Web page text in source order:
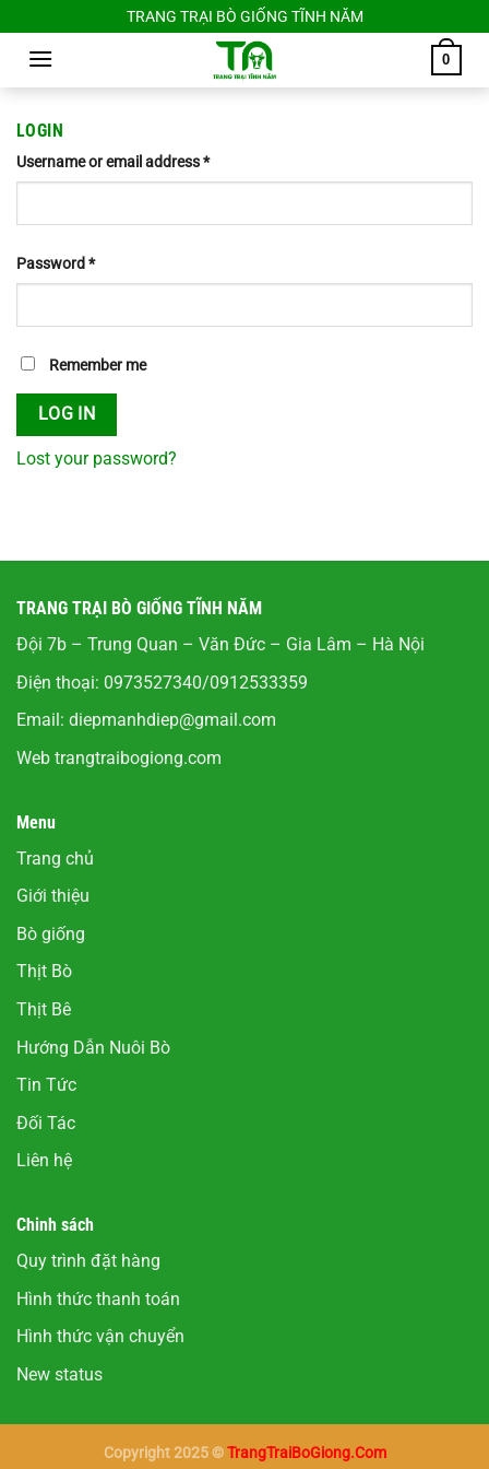
đến
dung
TRANG TRẠI BÒ GIỐNG TĨNH NĂM
0
LOGIN
Username or email address*
Password*
Remember me
LOG IN
Lost your password?
TRANG TRẠI BÒ GIỐNG TĨNH NĂM
Đội 7b – Trung Quan – Văn Đức – Gia Lâm – Hà Nội
Điện thoại: 0973527340/0912533359
Email: diepmanhdiep@gmail.com
Web trangtraibogiong.com
Menu
Trang chủ
Giới thiệu
Bò giống
Thịt Bò
Thịt Bê
Hướng Dẫn Nuôi Bò
Tin Tức
Đối Tác
Liên hệ
Chinh sách
Quy trình đặt hàng
Hình thức thanh toán
Hình thức vận chuyển
New status
Copyright 2025 ©TrangTraiBoGiong.Com